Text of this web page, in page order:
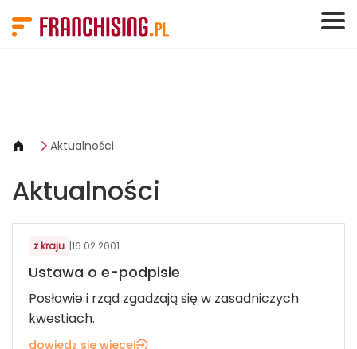
Aktualności
Aktualności
z kraju |16.02.2001
Ustawa o e-podpisie
Posłowie i rząd zgadzają się w zasadniczych
kwestiach.
dowiedz się więcej